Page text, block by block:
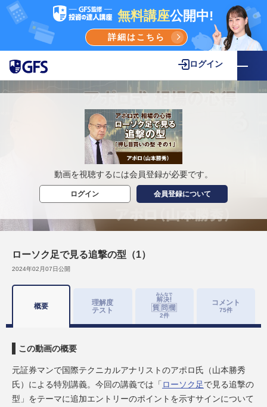
無料講座公開中!
詳細はこちら
ログイン
動画を視聴するには会員登録が必要です。
ログイン 会員登録について
ローソク足で見る追撃の型（1）
2024年02月07日公開
概要
理解度
テスト
2件
コメント
75件
この動画の概要
元証券マンで国際テクニカルアナリストのアポロ氏（山本勝秀
氏）による特別講義。今回の講義では「 ローソク足で見る追撃の
型」をテーマに追加エントリーのポイントを示すサインについて